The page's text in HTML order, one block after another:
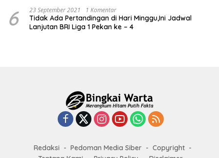
6 23 September 2021 1 Komentar
Tidak Ada Pertandingan di Hari Minggu,Ini Jadwal
Lanjutan BRI Liga 1 Pekan ke – 4
Redaksi Pedoman Media Siber
Copyright